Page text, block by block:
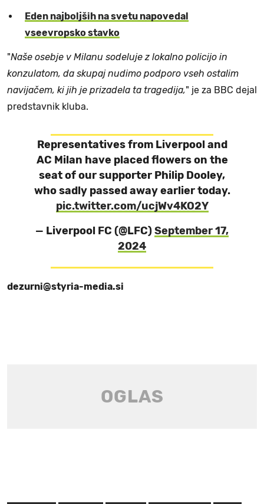
Eden najboljših na svetu napovedal
vseevropsko stavko
"Naše osebje v Milanu sodeluje z lokalno policijo in
konzulatom, da skupaj nudimo podporo vseh ostalim
navijačem, ki jih je prizadela ta tragedija," je za BBC dejal
predstavnik kluba.
Representatives from Liverpool and
AC Milan have placed flowers on the
seat of our supporter Philip Dooley,
who sadly passed away earlier today.
pic.twitter.com/ucjWv4KO2Y
— Liverpool FC (@LFC)September 17,
2024
dezurni@styria-media.si